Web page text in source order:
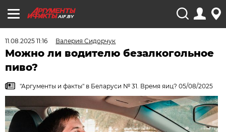
AIF.BY
11.08.2025 11:16 Валерия Сидорчук
Можно ли водителю безалкогольное
пиво?
"Аргументы и факты" в Беларуси № 31. Время яиц? 05/08/2025